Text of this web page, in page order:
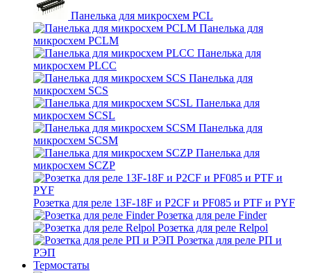
Панелька для микросхем PCL
Панелька для
микросхем PCLM
Панелька для
микросхем PLCC
Панелька для
микросхем SCS
Панелька для
микросхем SCSL
Панелька для
микросхем SCSM
Панелька для
микросхем SCZP
Розетка для реле 13F-18F и P2CF и PF085 и PTF и PYF
Розетка для реле Finder
Розетка для реле Relpol
Розетка для реле РП и
РЭП
Термостаты